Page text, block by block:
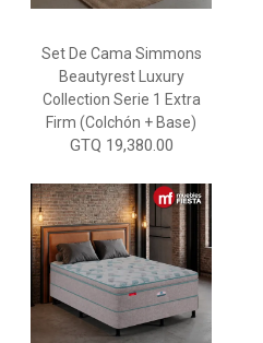
Set De Cama Simmons
Beautyrest Luxury
Collection Serie 1 Extra
Firm (Colchón + Base)
GTQ 19,380.00